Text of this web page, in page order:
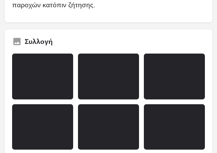
παροχών κατόπιν ζήτησης.
Συλλογή